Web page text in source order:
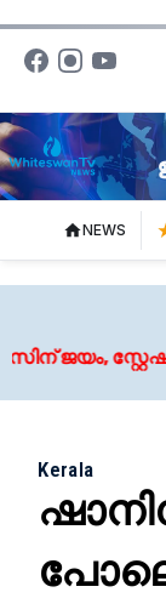
NEWS
ജയം,
Kerala